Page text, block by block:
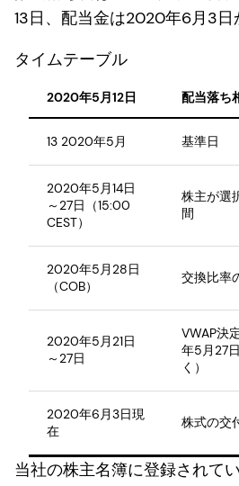
13日、配当金は2020年6月3日
タイムテーブル
2020年5月12日 配当落ち
13 2020年5月 基準日
2020年5月14日
～27日（15:00
CEST）
株主が選
間
2020年5月28日
（COB）
交換比率
2020年5月21日
～27日
VWAP決
年5月27
く）
2020年6月3日現
在
株式の交
当社の株主名簿に登録されて